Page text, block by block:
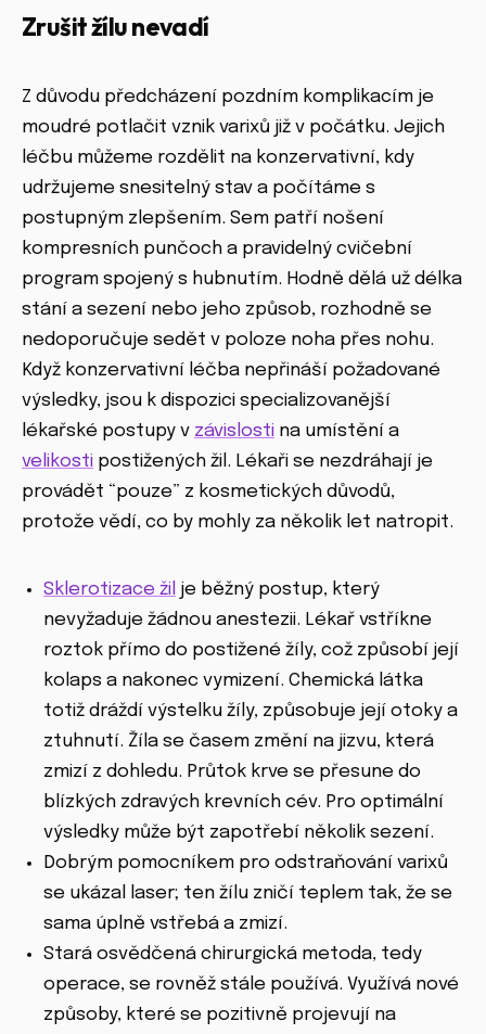
Zrušit žílu nevadí
Z důvodu předcházení pozdním komplikacím je
moudré potlačit vznik varixů již v počátku. Jejich
léčbu můžeme rozdělit na konzervativní, kdy
udržujeme snesitelný stav a počítáme s
postupným zlepšením. Sem patří nošení
kompresních punčoch a pravidelný cvičební
program spojený s hubnutím. Hodně dělá už délka
stání a sezení nebo jeho způsob, rozhodně se
nedoporučuje sedět v poloze noha přes nohu.
Když konzervativní léčba nepřináší požadované
výsledky, jsou k dispozici specializovanější
lékařské postupy v závislosti na umístění a
velikosti postižených žil. Lékaři se nezdráhají je
provádět “pouze” z kosmetických důvodů,
protože vědí, co by mohly za několik let natropit.
Sklerotizace žil je běžný postup, který
nevyžaduje žádnou anestezii. Lékař vstříkne
roztok přímo do postižené žíly, což způsobí její
kolaps a nakonec vymizení. Chemická látka
totiž dráždí výstelku žíly, způsobuje její otoky a
ztuhnutí. Žíla se časem změní na jizvu, která
zmizí z dohledu. Průtok krve se přesune do
blízkých zdravých krevních cév. Pro optimální
výsledky může být zapotřebí několik sezení.
Dobrým pomocníkem pro odstraňování varixů
se ukázal laser; ten žílu zničí teplem tak, že se
sama úplně vstřebá a zmizí.
Stará osvědčená chirurgická metoda, tedy
operace, se rovněž stále používá. Využívá nové
způsoby, které se pozitivně projevují na